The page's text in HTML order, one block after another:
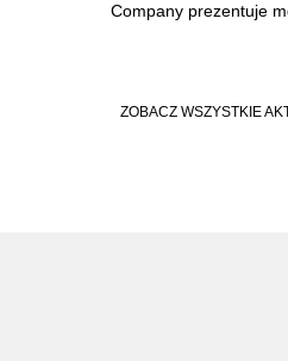
Company prezentuje
ZOBACZ WSZYSTKIE